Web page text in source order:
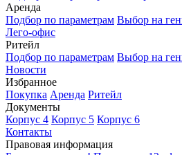
Аренда
Подбор по параметрам Выбор на
Лего-офис
Ритейл
Подбор по параметрам Выбор на
Новости
Избранное
Покупка Аренда Ритейл
Документы
Корпус 4 Корпус 5 Корпус 6
Контакты
Правовая информация